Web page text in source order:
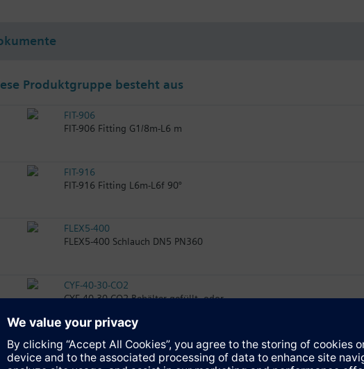
Produktgruppe besteht aus
FIT-906
FIT-906 Fitting G1/8m-L6 m
FIT-916
FIT-916 Fitting L6m-L6f 90°
FLEX5-400
FLEX5-400 Schlauch DN5 PN360
CYF-40-30-CO2
CYF-40-30-CO2 Behälter gefüllt, odor
WD2005-67
WD2005-67 Wiegeeinrichtung